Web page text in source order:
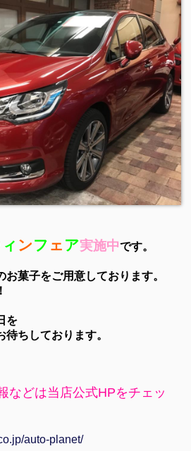
ィ ンフ ェ ア実施中です。
菓子をご用意しております。
を
ちしております。
などは当店公式HPをチェッ
auto-planet/